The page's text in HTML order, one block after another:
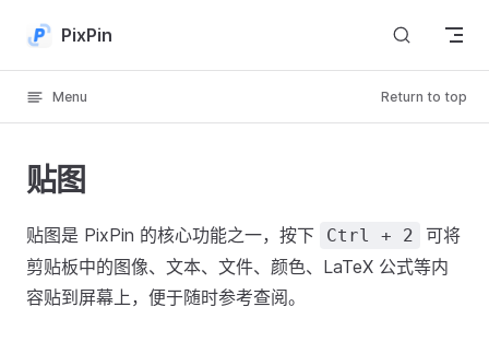
Skip to content
PixPin
Menu Return to top
贴图
贴图是 PixPin 的核心功能之一，按下 Ctrl + 2
可将
剪贴板中的图像、文本、文件、颜色、LaTeX 公式等内
容贴到屏幕上，便于随时参考查阅。